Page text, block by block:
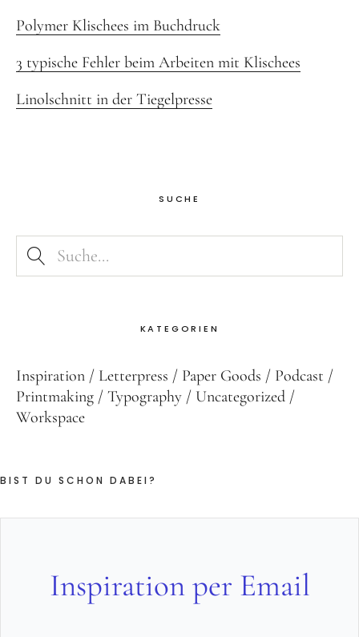
Polymer Klischees im Buchdruck
3 typische Fehler beim Arbeiten mit Klischees
Linolschnitt in der Tiegelpresse
SUCHE
KATEGORIEN
Inspiration Letterpress Paper Goods
Podcast
Printmaking
Typography
Uncategorized
Workspace
BIST DU SCHON DABEI?
Inspiration per Email